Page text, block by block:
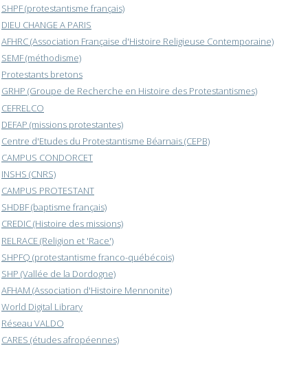
SHPF (protestantisme français)
DIEU CHANGE A PARIS
AFHRC (Association Française d'Histoire Religieuse Contemporaine)
SEMF (méthodisme)
Protestants bretons
GRHP (Groupe de Recherche en Histoire des Protestantismes)
CEFRELCO
DEFAP (missions protestantes)
Centre d'Etudes du Protestantisme Béarnais (CEPB)
CAMPUS CONDORCET
INSHS (CNRS)
CAMPUS PROTESTANT
SHDBF (baptisme français)
CREDIC (Histoire des missions)
RELRACE (Religion et 'Race')
SHPFQ (protestantisme franco-québécois)
SHP (Vallée de la Dordogne)
AFHAM (Association d'Histoire Mennonite)
World Digital Library
Réseau VALDO
CARES (études afropéennes)